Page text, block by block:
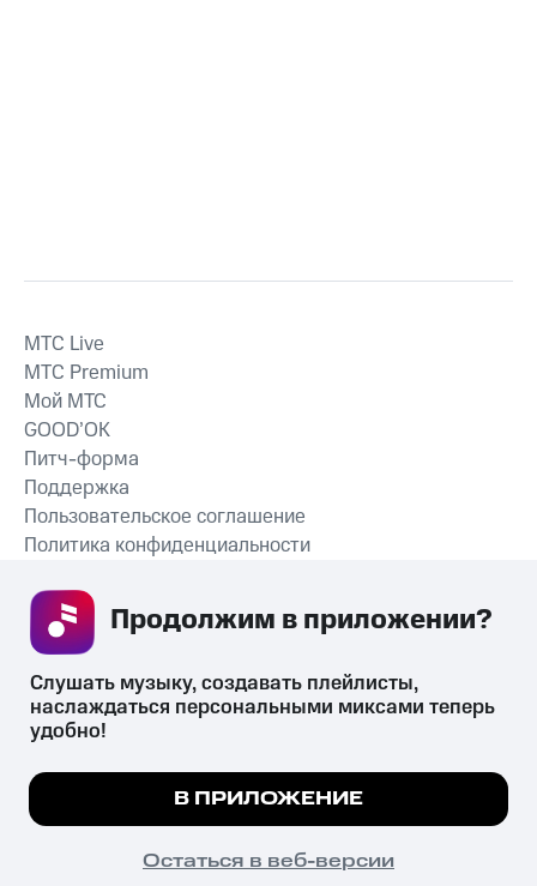
СКАЧАТЬ ПРИЛОЖЕНИЕ
MTС Live
MTС Premium
Мой МТС
GOOD’OK
Питч-форма
Поддержка
Пользовательское соглашение
Политика конфиденциальности
психотропных веществ, их аналогов причиняет вред здоровью,
их незаконный оборот запрещён и влечёт установленную
законодательством ответственность.
© 2026 ООО «КИОН».
Все права защищены
Мы используем куки, чтобы на сайте все
Подробнее
ПОНЯТНО
Слушать музыку, создавать плейлисты,
наслаждаться персональными миксами теперь
удобно!
В ПРИЛОЖЕНИЕ
Остаться в веб-версии